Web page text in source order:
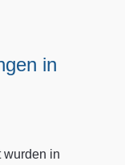
in
wurden in